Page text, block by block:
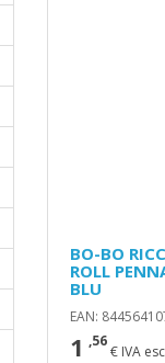
BO-BO
ROLL
BLU
EAN:
1 ,56
€ IVA